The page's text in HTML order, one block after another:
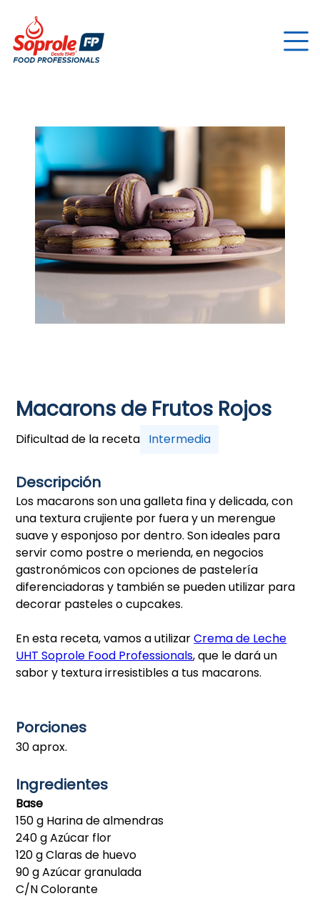
Macarons de Frutos Rojos
Dificultad de la receta Intermedia
Descripción
Los macarons son una galleta fina y delicada, con
una textura crujiente por fuera y un merengue
suave y esponjoso por dentro. Son ideales para
servir como postre o merienda, en negocios
gastronómicos con opciones de pastelería
diferenciadoras y también se pueden utilizar para
decorar pasteles o cupcakes.
En esta receta, vamos a utilizarCrema de Leche
UHT Soprole Food Professionals, que le dará un
sabor y textura irresistibles a tus macarons.
Porciones
30 aprox.
Ingredientes
Base
150 g Harina de almendras
240 g Azúcar flor
120 g Claras de huevo
90 g Azúcar granulada
C/N Colorante